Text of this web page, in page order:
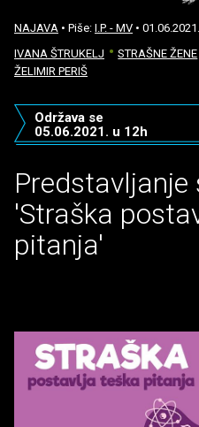
NAJAVA • Piše: I.P. - MV • 01.06.2021.
IVANA ŠTRUKELJ
STRAŠNE ŽENE
ŽELIMIR PERIŠ
Predstavljanje
'Straška
pitanja'
Održava se
05.06.2021. u 12h